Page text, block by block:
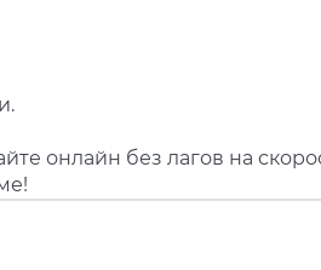
онлайн без лагов на